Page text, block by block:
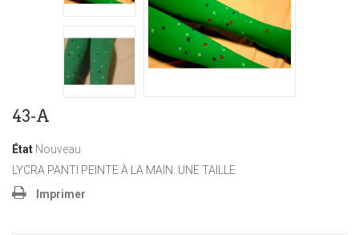
43-A
État Nouveau
LYCRA PANTI PEINTE À LA MAIN. UNE TAILLE.
Imprimer